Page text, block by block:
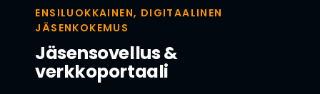
ENSILUOKKAINEN, DIGITAALINEN
JÄSENKOKEMUS
Jäsensovellus &
verkkoportaali